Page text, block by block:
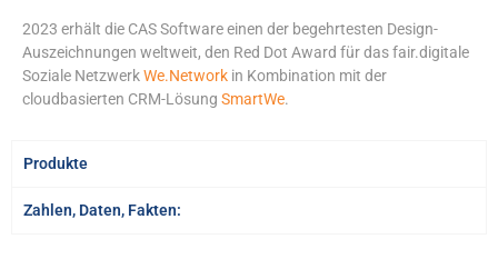
2023 erhält die CAS Software einen der begehrtesten Design-
Auszeichnungen weltweit, den Red Dot Award für das fair.digitale
Soziale NetzwerkWe.Network in Kombination mit der
cloudbasierten CRM-Lösung SmartWe.
Produkte
Zahlen, Daten, Fakten: